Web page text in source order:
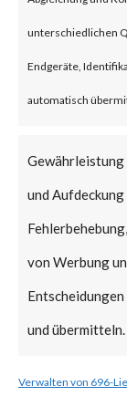
unterschiedlichen
Endgeräte,
automatisch
Gewährleistung
und
von Werbung
und übermitteln.
Verwalten von 696-
Patch
follow
about
What
available?